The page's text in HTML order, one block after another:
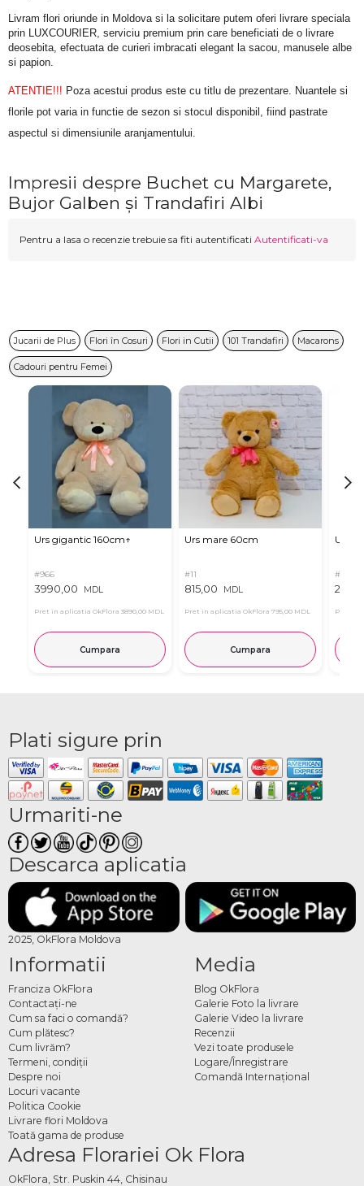
Livram flori oriunde in Moldova si la solicitare putem oferi livrare speciala
prin LUXCOURIER, serviciu premium prin care beneficiati de o livrare
deosebita, efectuata de curieri imbracati elegant la sacou, manusele albe
si papion.
ATENTIE!!! Poza acestui produs este cu titlu de prezentare. Nuantele si
florile pot varia in functie de sezon si stocul disponibil, fiind pastrate
aspectul si dimensiunile aranjamentului.
Impresii despre Buchet cu Margarete,
Bujor Galben și Trandafiri Albi
Pentru a lasa o recenzie trebuie sa fiti autentificati Autentificati-va
Jucarii de Plus Flori în Cosuri Flori in Cutii 101 Trandafiri Macarons
Cadouri pentru Femei
Urs gigantic 160cm↑
#966
3990,00 MDL
Pret in aplicatia OkFlora 3890,00 MDL
Cumpara
Urs mare 60cm
#11
815,00 MDL
Pret in aplicatia OkFlora 795,00 MDL
Cumpara
Urs
#4939
Pret in
Plati sigure prin
Urmariti-ne
Descarca aplicatia
2025, OkFlora Moldova
Informatii
Franciza OkFlora
Contactaţi-ne
Cum sa faci o comandă?
Cum plătesc?
Cum livrăm?
Termeni, condiţii
Despre noi
Locuri vacante
Politica Cookie
Livrare flori Moldova
Toată gama de produse
Media
Blog OkFlora
Galerie Foto la livrare
Galerie Video la livrare
Recenzii
Vezi toate produsele
Logare/Înregistrare
Comandă Internațional
Adresa Florariei Ok Flora
OkFlora, Str. Puskin 44, Chisinau